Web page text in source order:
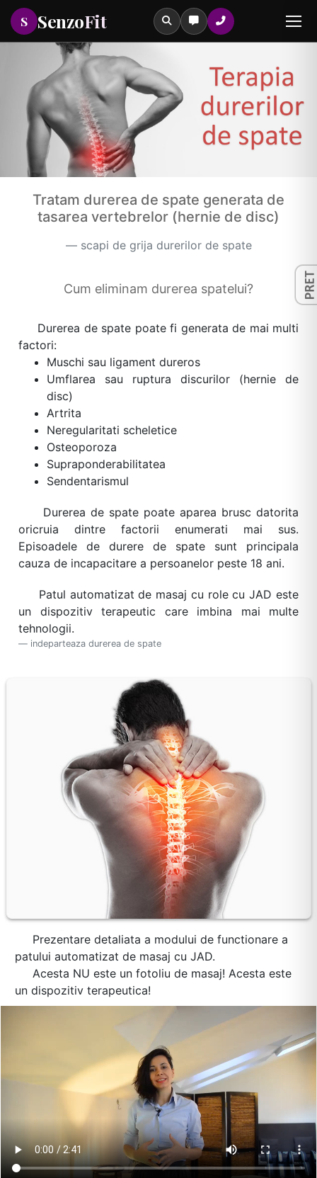
S SenzoFit
Tastează pentru a căuta printre serviciile noastre
Tratam durerea de spate generata de
tasarea vertebrelor (hernie de disc)
scapi de grija durerilor de spate
Cum eliminam durerea spatelui?
Durerea de spate poate fi generata de mai multi
factori:
Muschi sau ligament dureros
Umflarea sau ruptura discurilor (hernie de
disc)
Artrita
Neregularitati scheletice
Osteoporoza
Supraponderabilitatea
Sendentarismul
Durerea de spate poate aparea brusc datorita
oricruia dintre factorii enumerati mai sus.
Episoadele de durere de spate sunt principala
cauza de incapacitare a persoanelor peste 18 ani.
Patul automatizat de masaj cu role cu JAD este
un dispozitiv terapeutic care imbina mai multe
tehnologii.
indeparteaza durerea de spate
Prezentare detaliata a modului de functionare a
patului automatizat de masaj cu JAD.
Acesta NU este un fotoliu de masaj! Acesta este
un dispozitiv terapeutica!
Prima ta sedinta de epilare laser ×
Daca nu ai mai facut epilare laser la SenzoFit,
prima sedinta Full Body costa 242 lei. O singura
sedinta, fara obligatia unui pachet.